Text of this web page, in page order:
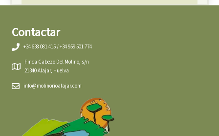
Contactar
+34 638 081 415 / +34 959 501 774
Finca Cabezo Del Molino, s/n
21340 Alajar, Huelva
info@molinorioalajar.com